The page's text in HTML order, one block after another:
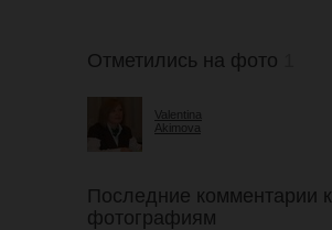
Отметились на фото
Valentina
Akimova
Последние комментарии к
фотографиям